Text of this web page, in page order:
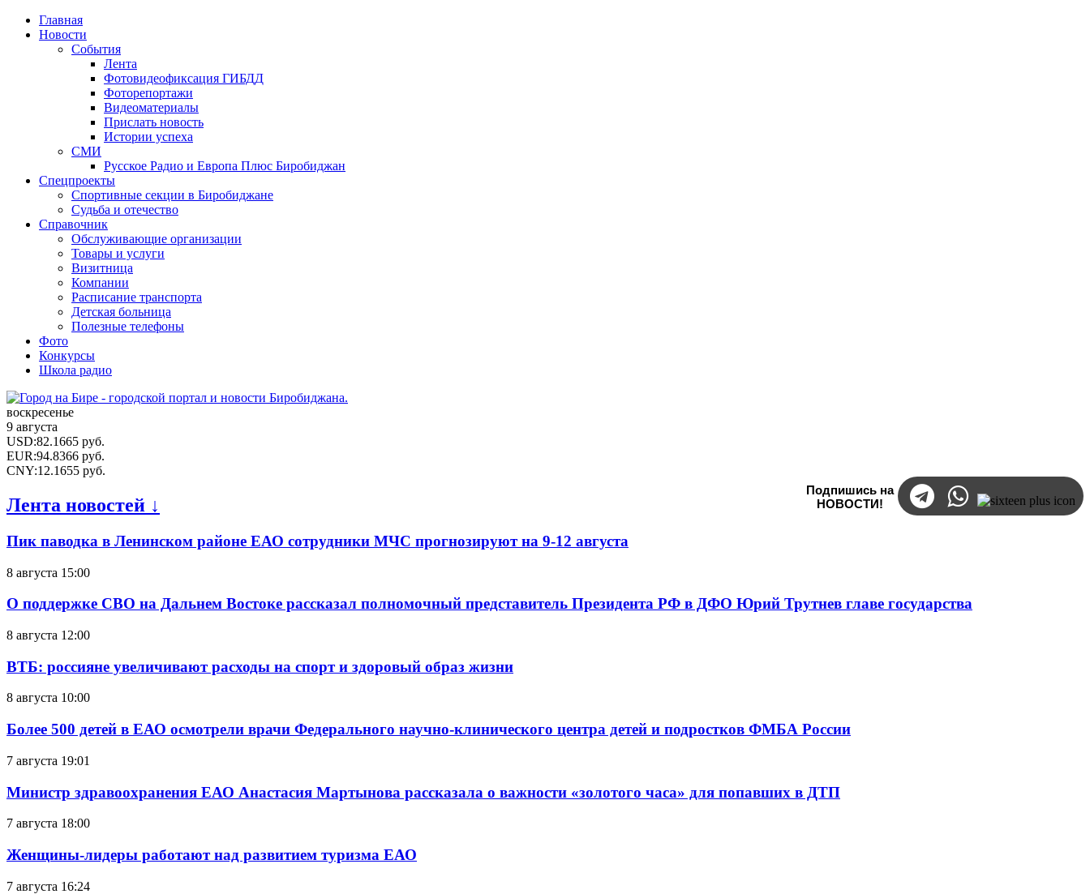
Главная
Новости
События
Лента
Фотовидеофиксация ГИБДД
Фоторепортажи
Видеоматериалы
Прислать новость
Истории успеха
СМИ
Русское Радио и Европа Плюс Биробиджан
Спецпроекты
Спортивные секции в Биробиджане
Судьба и отечество
Справочник
Обслуживающие организации
Товары и услуги
Визитница
Компании
Расписание транспорта
Детская больница
Полезные телефоны
Фото
Конкурсы
Школа радио
воскресенье
9 августа
USD:82.1665 руб.
EUR:94.8366 руб.
CNY:12.1655 руб.
Подпишись на
НОВОСТИ!
Лента новостей ↓
Пик паводка в Ленинском районе ЕАО сотрудники МЧС прогнозируют на 9-12 августа
8 августа 15:00
О поддержке СВО на Дальнем Востоке рассказал полномочный представитель Президента РФ в ДФО Юрий Трутнев главе государства
8 августа 12:00
ВТБ: россияне увеличивают расходы на спорт и здоровый образ жизни
8 августа 10:00
Более 500 детей в ЕАО осмотрели врачи Федерального научно-клинического центра детей и подростков ФМБА России
7 августа 19:01
Министр здравоохранения ЕАО Анастасия Мартынова рассказала о важности «золотого часа» для попавших в ДТП
7 августа 18:00
Женщины-лидеры работают над развитием туризма ЕАО
7 августа 16:24